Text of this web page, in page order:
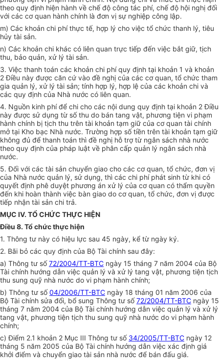
theo quy định hiện hành về chế độ công tác phí, chế độ hội nghị đối
với các cơ quan hành chính là đơn vị sự nghiệp công lập.
m) Các khoản chi phí thực tế, hợp lý cho việc tổ chức thanh lý, tiêu
hủy tài sản.
n) Các khoản chi khác có liên quan trực tiếp đến việc bắt giữ, tịch
thu, bảo quản, xử lý tài sản.
3. Việc thanh toán các khoản chi phí quy định tại khoản 1 và khoản
2 Điều này được căn cứ vào đề nghị của các cơ quan, tổ chức tham
gia quản lý, xử lý tài sản; tính hợp lý, hợp lệ của các khoản chi và
các quy định của Nhà nước có liên quan.
4. Nguồn kinh phí để chi cho các nội dung quy định tại khoản 2 Điều
này được sử dụng từ số thu do bán tang vật, phương tiện vi phạm
hành chính bị tịch thu trên tài khoản tạm giữ của cơ quan tài chính
mở tại Kho bạc Nhà nước. Trường hợp số tiền trên tài khoản tạm giữ
không đủ để thanh toán thì đề nghị hỗ trợ từ ngân sách nhà nước
theo quy định của pháp luật về phân cấp quản lý ngân sách nhà
nước.
5. Đối với các tài sản chuyển giao cho các cơ quan, tổ chức, đơn vị
của Nhà nước quản lý, sử dụng, thì các chi phí phát sinh từ khi có
quyết định phê duyệt phương án xử lý của cơ quan có thẩm quyền
đến khi hoàn thành việc bàn giao do cơ quan, tổ chức, đơn vị được
tiếp nhận tài sản chi trả.
MỤC IV. TỔ CHỨC THỰC HIỆN
Điều 8. Tổ chức thực hiện
1. Thông tư này có hiệu lực sau 45 ngày, kể từ ngày ký.
2. Bãi bỏ các quy định của Bộ Tài chính sau đây:
a) Thông tư số72/2004/TT-BTC ngày 15 tháng 7 năm 2004 của Bộ
Tài chính hướng dẫn việc quản lý và xử lý tang vật, phương tiện tịch
thu sung quỹ nhà nước do vi phạm hành chính;
b) Thông tư số04/2006/TT-BTC ngày 18 tháng 01 năm 2006 của
Bộ Tài chính sửa đổi, bổ sung Thông tư số72/2004/TT-BTC ngày 15
tháng 7 năm 2004 của Bộ Tài chính hướng dẫn việc quản lý và xử lý
tang vật, phương tiện tịch thu sung quỹ nhà nước do vi phạm hành
chính;
c) Điểm 2.1 khoản 2 Mục III Thông tư số 34/2005/TT-BTC ngày 12
tháng 5 năm 2005 của Bộ Tài chính hướng dẫn việc xác định giá
khởi điểm và chuyển giao tài sản nhà nước để bán đấu giá.